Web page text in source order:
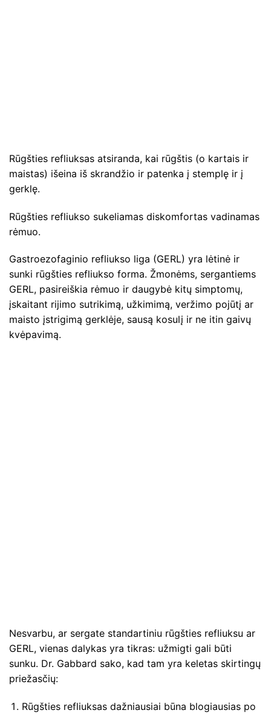
Rūgšties refliuksas atsiranda, kai rūgštis (o kartais ir
maistas) išeina iš skrandžio ir patenka į stemplę ir į
gerklę.
Rūgšties refliukso sukeliamas diskomfortas vadinamas
rėmuo.
Gastroezofaginio refliukso liga (GERL) yra lėtinė ir
sunki rūgšties refliukso forma. Žmonėms, sergantiems
GERL, pasireiškia rėmuo ir daugybė kitų simptomų,
įskaitant rijimo sutrikimą, užkimimą, veržimo pojūtį ar
maisto įstrigimą gerklėje, sausą kosulį ir ne itin gaivų
kvėpavimą.
Nesvarbu, ar sergate standartiniu rūgšties refliuksu ar
GERL, vienas dalykas yra tikras: užmigti gali būti
sunku. Dr. Gabbard sako, kad tam yra keletas skirtingų
priežasčių:
Rūgšties refliuksas dažniausiai būna blogiausias po